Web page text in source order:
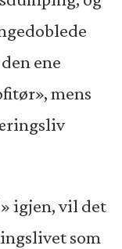
ene
mens
igjen, vil det
som